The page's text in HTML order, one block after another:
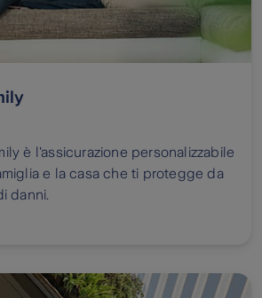
è l'assicurazione personalizzabile
e la casa che ti protegge da
danni.